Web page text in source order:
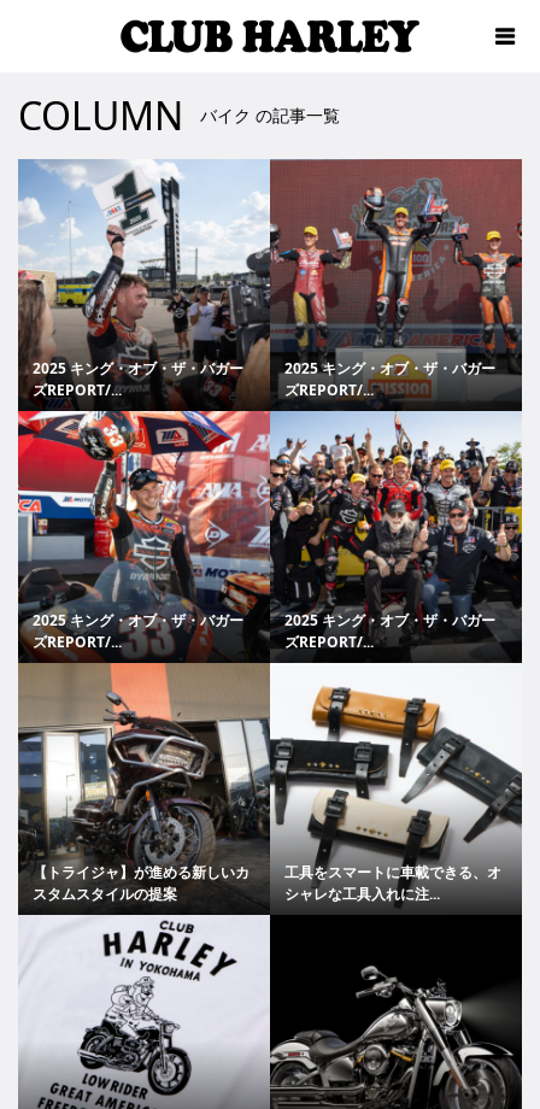
COLUMN バイク の記事一覧
2025 キング・オブ・ザ・バガー
ズREPORT/...
2025 キング・オブ・ザ・バガー
ズREPORT/...
2025 キング・オブ・ザ・バガー
ズREPORT/...
2025 キング・オブ・ザ・バガー
ズREPORT/...
【トライジャ】が進める新しいカ
スタムスタイルの提案
工具をスマートに車載できる、オ
シャレな工具入れに注...